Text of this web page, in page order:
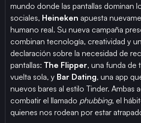
mundo donde las pantallas dominan
sociales, Heineken apuesta
humano real. Su nueva campaña
combinan tecnología, creatividad y
declaración sobre la necesidad de
pantallas: The Flipper, una funda de
vuelta sola, y Bar Dating, una app
nuevos bares al estilo Tinder. Ambas
combatir el llamado phubbing, el
quienes nos rodean por estar